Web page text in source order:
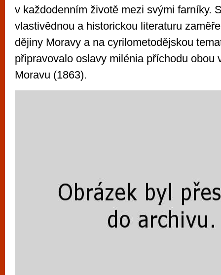
v každodenním životě mezi svými farníky.
vlastivědnou a historickou literaturu
dějiny Moravy a na cyrilometodějskou
připravovalo oslavy milénia příchodu obou
Moravu (1863).